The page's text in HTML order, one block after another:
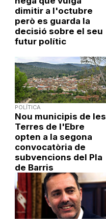
dimitir a l'octubre
però es guarda la
decisió sobre el seu
futur polític
POLÍTICA
Nou municipis de les
Terres de l'Ebre
opten a la segona
convocatòria de
subvencions del Pla
de Barris